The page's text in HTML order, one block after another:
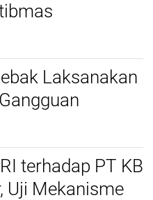
Laksanakan
terhadap PT KB
Uji Mekanisme